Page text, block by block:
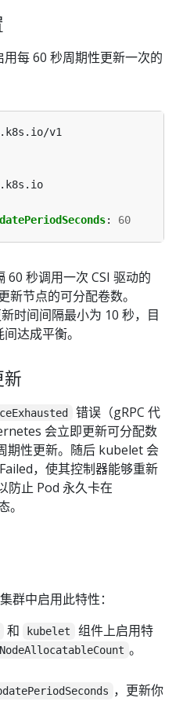
每 60 秒周期性更新一次的
v1
: 60
秒调用一次 CSI 驱动的
新节点的可分配卷数。
时间间隔最小为 10 秒，目
达成平衡。
错误（gRPC 代
会立即更新可分配数
期性更新。随后 kubelet 会
，使其控制器能够重新
防止 Pod 永久卡在
。
群中启用此特性：
和 kubelet
组件上启用特
。
，更新你